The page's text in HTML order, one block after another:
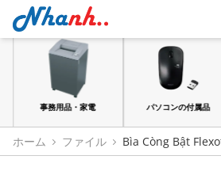
事務用品・家電 パソコンの付属品
ホーム ファイル Bìa Còng Bật